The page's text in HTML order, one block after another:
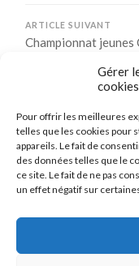
Gérer
cookies
Pour offrir les meilleures
telles que les cookies pour
appareils. Le fait de
des données telles que le
ce site. Le fait de ne pas
un effet négatif sur
ARTICLE SUIVANT
Championnat jeunes
CONNEXION